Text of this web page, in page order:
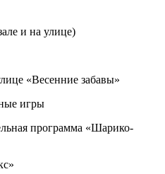
и на улице)
«Весенние забавы»
игры
программа «Шарико-